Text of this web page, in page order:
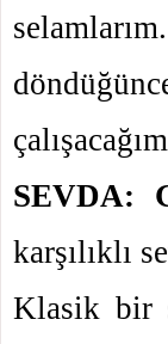
SEVDA:
karşılıklı
Klasik bir